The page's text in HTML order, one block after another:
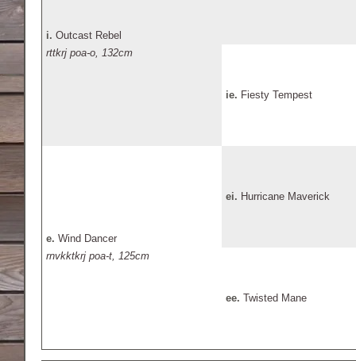
i. Outcast Rebel
rttkrj poa-o, 132cm
ie. Fiesty Tempest
e. Wind Dancer
rnvkktkrj poa-t, 125cm
ei. Hurricane Maverick
ee. Twisted Mane